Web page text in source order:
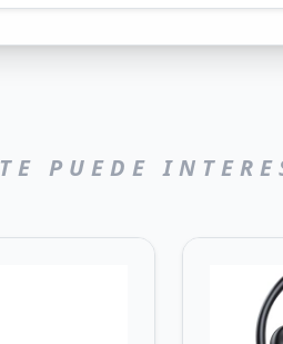
TE PUEDE